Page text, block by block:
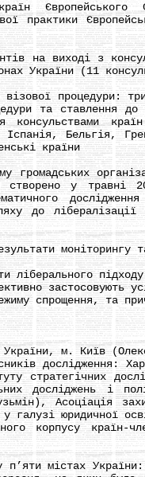
практики
на виході з
України (11
процедури:
та ставлення
консульствами
Бельгія,
країни
у травні
до
моніторингу
підходу
застосовують
спрощення, та
м. Київ
дослідження:
стратегічних
досліджень і
Асоціація
у галузі юридичної
корпусу країн-
містах